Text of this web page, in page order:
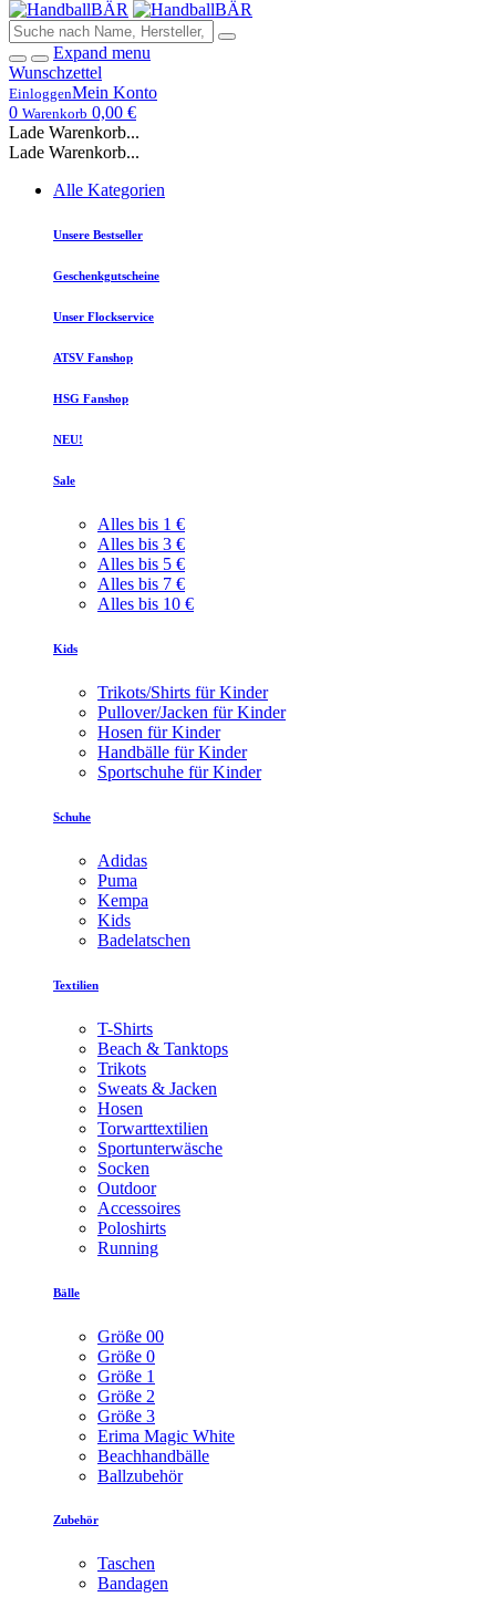
Expand menu
Wunschzettel
EinloggenMein Konto
0 Warenkorb 0,00 €
Lade Warenkorb...
Lade Warenkorb...
Alle Kategorien
Unsere Bestseller
Geschenkgutscheine
Unser Flockservice
ATSV Fanshop
HSG Fanshop
NEU!
Sale
Alles bis 1 €
Alles bis 3 €
Alles bis 5 €
Alles bis 7 €
Alles bis 10 €
Kids
Trikots/Shirts für Kinder
Pullover/Jacken für Kinder
Hosen für Kinder
Handbälle für Kinder
Sportschuhe für Kinder
Schuhe
Adidas
Puma
Kempa
Kids
Badelatschen
Textilien
T-Shirts
Beach & Tanktops
Trikots
Sweats & Jacken
Hosen
Torwarttextilien
Sportunterwäsche
Socken
Outdoor
Accessoires
Poloshirts
Running
Bälle
Größe 00
Größe 0
Größe 1
Größe 2
Größe 3
Erima Magic White
Beachhandbälle
Ballzubehör
Zubehör
Taschen
Bandagen